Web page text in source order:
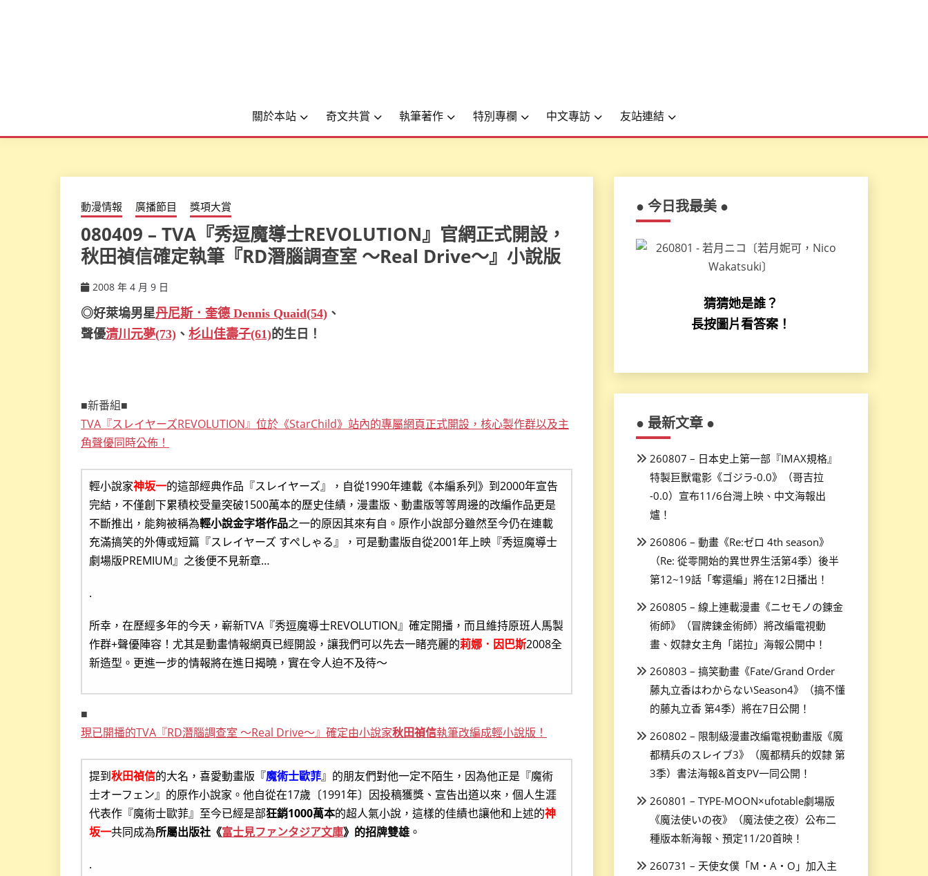
關於本站 奇文共賞 執筆著作 特別專欄 中文專訪 友站連結
動漫情報 廣播節目 獎項大賞
080409 – TVA『秀逗魔導士REVOLUTION』官網正式開設，
秋田禎信確定執筆『RD潛腦調查室 ～Real Drive～』小說版
2008 年 4 月 9 日
◎好萊塢男星丹尼斯．奎德 Dennis Quaid(54) 、
聲優清川元夢(73) 、 杉山佳壽子(61)的生日！
■新番組■
TVA『スレイヤーズREVOLUTION』位於《StarChild》站內的專屬網頁正式開設，核心製作群以及主
角聲優同時公佈！
輕小說家神坂一的這部經典作品『スレイヤーズ』，自從1990年連載《本編系列》到2000年宣告
完結，不僅創下累積校受量突破1500萬本的歷史佳績，漫畫版、動畫版等等周邊的改編作品更是
不斷推出，能夠被稱為輕小說金字塔作品之一的原因其來有自。原作小說部分雖然至今仍在連載
充滿搞笑的外傳或短篇『スレイヤーズ すぺしゃる』，可是動畫版自從2001年上映『秀逗魔導士
劇場版PREMIUM』之後便不見新章…
.
所幸，在歷經多年的今天，嶄新TVA『秀逗魔導士REVOLUTION』確定開播，而且維持原班人馬製
作群+聲優陣容！尤其是動畫情報網頁已經開設，讓我們可以先去一睹亮麗的莉娜．因巴斯2008全
新造型。更進一步的情報將在進日揭曉，實在令人迫不及待～
■
現已開播的TVA『RD潛腦調查室 ～Real Drive～』確定由小說家秋田禎信執筆改編成輕小說版！
提到秋田禎信的大名，喜愛動畫版『魔術士歐菲』的朋友們對他一定不陌生，因為他正是『魔術
士オーフェン』的原作小說家。他自從在17歲〔1991年〕因投稿獲獎、宣告出道以來，個人生涯
代表作『魔術士歐菲』至今已經是部狂銷1000萬本的超人氣小說，這樣的佳績也讓他和上述的神
坂一共同成為所屬出版社《富士見ファンタジア文庫》的招牌雙雄 。
.
● 今日我最美 ●
猜猜她是誰？
長按圖片看答案！
● 最新文章 ●
260807 – 日本史上第一部『IMAX規格』
特製巨獸電影《ゴジラ-0.0》（哥吉拉
-0.0）宣布11/6台灣上映、中文海報出
爐！
260806 – 動畫《Re:ゼロ 4th season》
（Re: 從零開始的異世界生活第4季）後半
第12~19話「奪還編」將在12日播出！
260805 – 線上連載漫畫《ニセモノの錬金
術師》（冒牌鍊金術師）將改編電視動
畫、奴隸女主角「諾拉」海報公開中！
260803 – 搞笑動畫《Fate/Grand Order
藤丸立香はわからないSeason4》（搞不懂
的藤丸立香 第4季）將在7日公開！
260802 – 限制級漫畫改編電視動畫版《魔
都精兵のスレイブ3》（魔都精兵的奴隸 第
3季）書法海報&首支PV一同公開！
260801 – TYPE-MOON×ufotable劇場版
《魔法使いの夜》（魔法使之夜）公布二
種版本新海報、預定11/20首映！
260731 – 天使女僕「M・A・O」加入主